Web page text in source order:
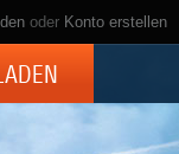
oder Konto erstellen